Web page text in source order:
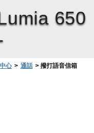
650
心 > 通話 > 撥打語音信箱